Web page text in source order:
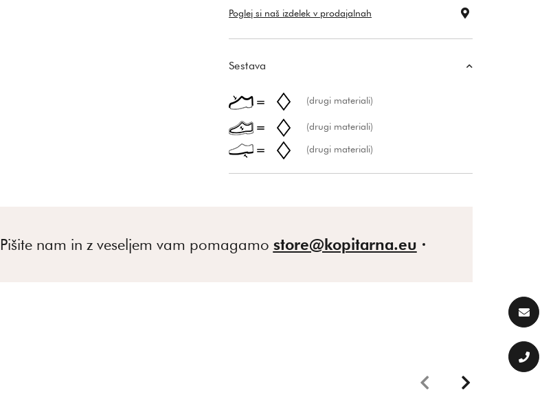
Poglej si naš izdelek v prodajalnah
Sestava
(drugi materiali)
(drugi materiali)
(drugi materiali)
Pišite nam in z veseljem vam pomagamo store@kopitarna.eu